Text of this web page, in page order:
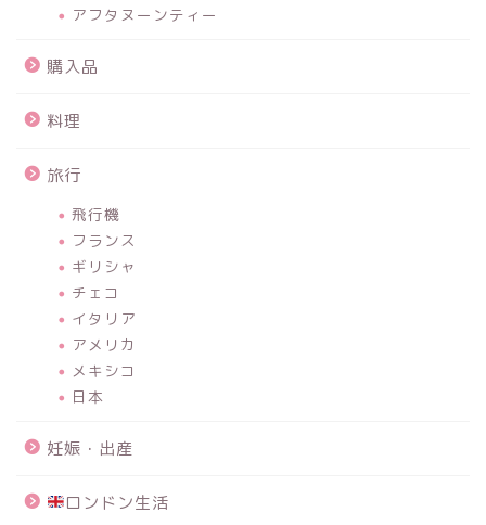
アフタヌーンティー
購入品
料理
旅行
飛行機
フランス
ギリシャ
チェコ
イタリア
アメリカ
メキシコ
日本
妊娠・出産
ロンドン生活